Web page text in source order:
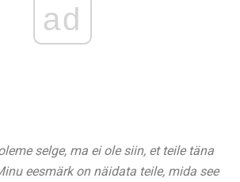
ad
selge, ma ei ole siin, et teile täna
eesmärk on näidata teile, mida see